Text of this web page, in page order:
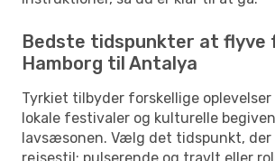
Bedste tidspunkter at flyve
Hamborg til Antalya
Tyrkiet tilbyder forskellige
lokale festivaler og kulturelle
lavsæsonen. Vælg det tidspunkt, der